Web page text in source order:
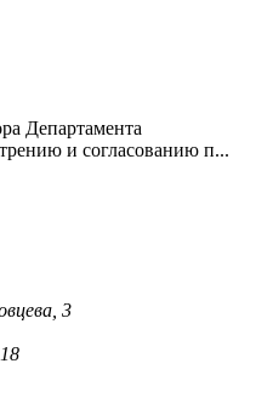
Департамента
и согласованию п...
3